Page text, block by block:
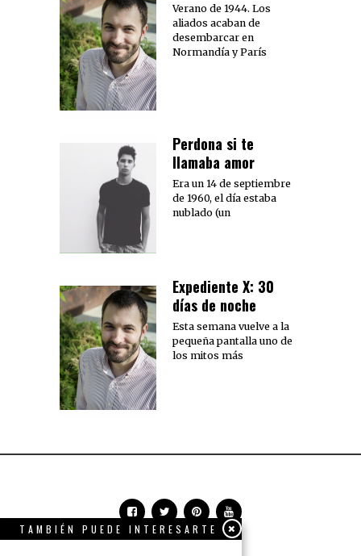
Verano de 1944. Los
aliados acaban de
desembarcar en
Normandía y París
Perdona si te
llamaba amor
Era un 14 de septiembre
de 1960, el día estaba
nublado (un
Expediente X: 30
días de noche
Esta semana vuelve a la
pequeña pantalla uno de
los mitos más
TAMBIÉN PUEDE INTERESARTE